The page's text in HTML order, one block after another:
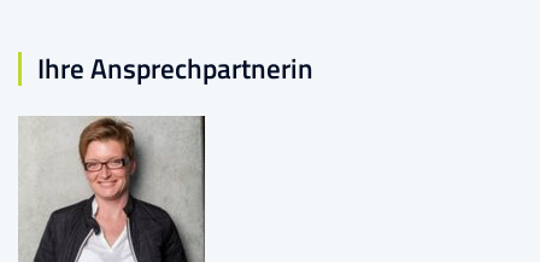
Ihre Ansprechpartnerin